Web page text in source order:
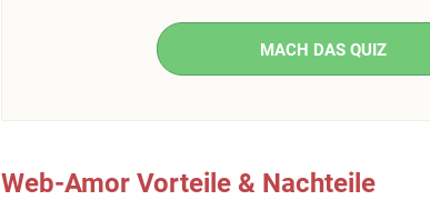
MACH DAS QUIZ
Web-Amor Vorteile & Nachteile